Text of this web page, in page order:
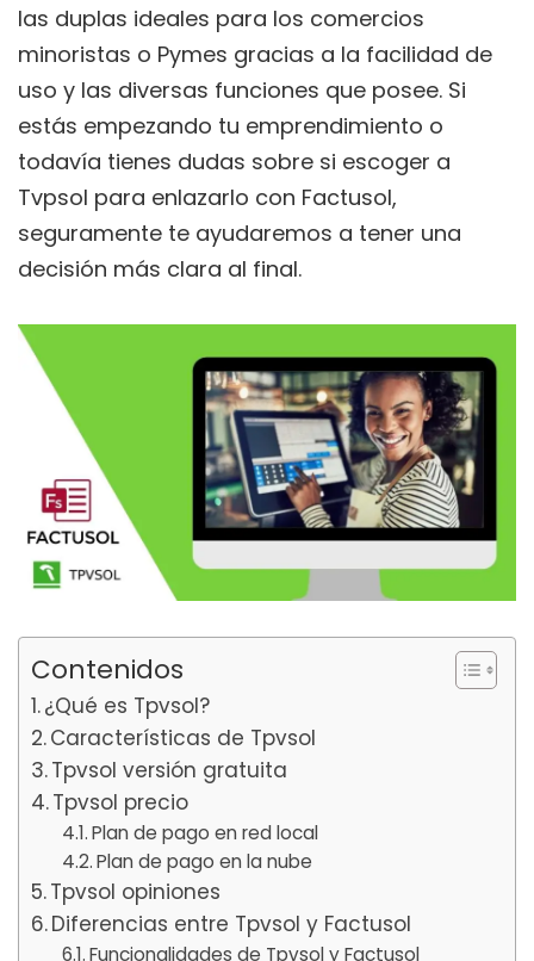
las duplas ideales para los comercios
minoristas o Pymes gracias a la facilidad de
uso y las diversas funciones que posee. Si
estás empezando tu emprendimiento o
todavía tienes dudas sobre si escoger a
Tvpsol para enlazarlo con Factusol,
seguramente te ayudaremos a tener una
decisión más clara al final.
Contenidos
¿Qué es Tpvsol?
Características de Tpvsol
Tpvsol versión gratuita
Tpvsol precio
Plan de pago en red local
Plan de pago en la nube
Tpvsol opiniones
Diferencias entre Tpvsol y Factusol
Funcionalidades de Tpvsol y Factusol